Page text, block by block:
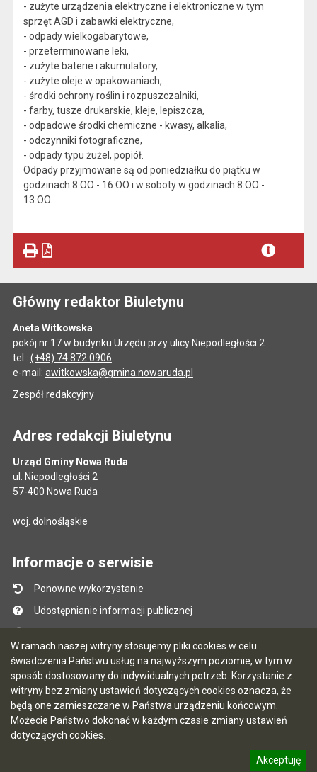
W ramach naszej witryny stosujemy pliki cookies w celu
świadczenia Państwu usług na najwyższym poziomie, w tym w
sposób dostosowany do indywidualnych potrzeb. Korzystanie z
witryny bez zmiany ustawień dotyczących cookies oznacza, że
będą one zamieszczane w Państwa urządzeniu końcowym.
Możecie Państwo dokonać w każdym czasie zmiany ustawień
dotyczących cookies.
Akceptuję
- zużyte urządzenia elektryczne i elektroniczne w tym
sprzęt AGD i zabawki elektryczne,
- odpady wielkogabarytowe,
- przeterminowane leki,
- zużyte baterie i akumulatory,
- zużyte oleje w opakowaniach,
- środki ochrony roślin i rozpuszczalniki,
- farby, tusze drukarskie, kleje, lepiszcza,
- odpadowe środki chemiczne - kwasy, alkalia,
- odczynniki fotograficzne,
- odpady typu żużel, popiół.
Odpady przyjmowane są od poniedziałku do piątku w
godzinach 8:OO - 16:OO i w soboty w godzinach 8:OO -
13:OO.
Główny redaktor Biuletynu
Aneta Witkowska
pokój nr 17 w budynku Urzędu przy ulicy Niepodległości 2
tel.: (+48) 74 872 0906
e-mail: awitkowska@gmina.nowaruda.pl
Zespół redakcyjny
Adres redakcji Biuletynu
Urząd Gminy Nowa Ruda
ul. Niepodległości 2
57-400 Nowa Ruda
woj. dolnośląskie
Informacje o serwisie
Ponowne wykorzystanie
Udostępnianie informacji publicznej
Instrukcja obsługi
Statystyki oglądalności
Ostatnio dodane
Ostatnia aktualizacja BIP: 06.08.2026 13:18
CMS i hosting: Logonet Sp. z o.o. w Bydgoszczy